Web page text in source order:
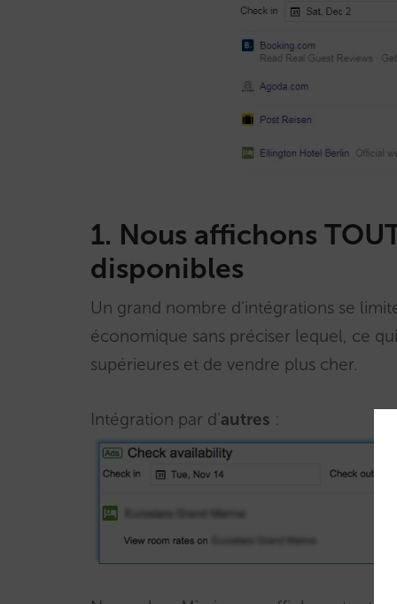
1. Nous affichons
disponibles
Un grand nombre d’intégrations se
économique sans préciser lequel, ce
supérieures et de vendre plus cher.
Intégration par d’autres :